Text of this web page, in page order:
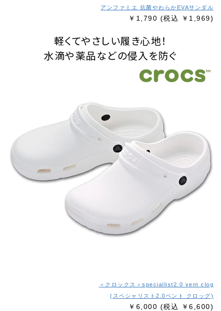
アンファミエ 抗菌やわらかEVAサンダル
￥1,790 (税込 ￥1,969)
軽くてやさしい履き心地！
水滴や薬品などの侵入を防ぐ
＜クロックス＞speciallist2.0 vent clog
(スペシャリスト2.0ベント クロッグ)
￥6,000 (税込 ￥6,600)